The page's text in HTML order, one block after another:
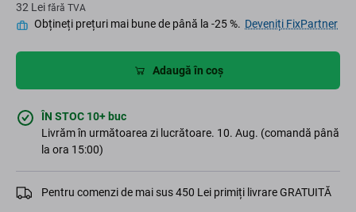
32 Lei fără TVA
Obțineți prețuri mai bune de până la -25 %. Deveniți FixPartner
Adaugă în coș
ÎN STOC 10+ buc
Livrăm în următoarea zi lucrătoare. 10. Aug. (comandă până
la ora 15:00)
Pentru comenzi de mai sus 450 Lei primiți livrare GRATUITĂ